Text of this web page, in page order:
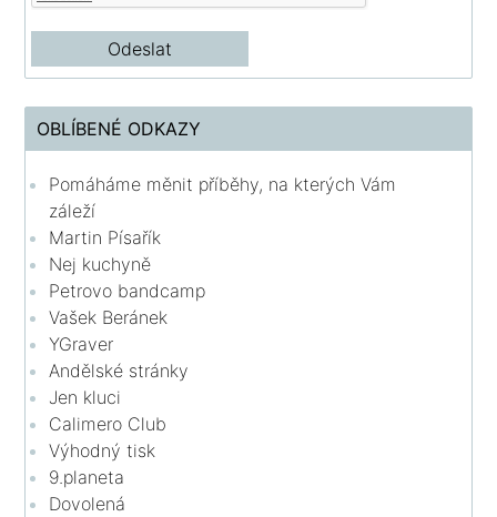
OBLÍBENÉ ODKAZY
Pomáháme měnit příběhy, na kterých Vám
záleží
Martin Písařík
Nej kuchyně
Petrovo bandcamp
Vašek Beránek
YGraver
Andělské stránky
Jen kluci
Calimero Club
Výhodný tisk
9.planeta
Dovolená